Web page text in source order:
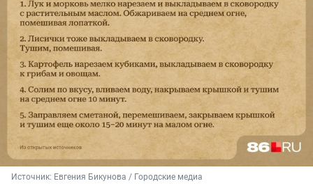
Источник: Евгения Бикунова / Городские медиа